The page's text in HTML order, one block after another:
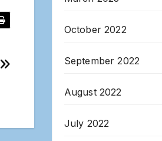
October 2022
September 2022
August 2022
July 2022